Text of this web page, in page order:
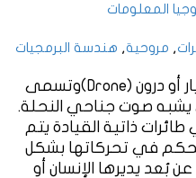
المعلومات
, مروحية, هندسة البرمجيات
طائرة ذاتية القيادة أو بدون طيار أو درون (Drone)وتسمى
يشبه صوت جناحي النحلة.
ذاتية القيادة يتم
في تحركاتها بشكل
يديرها الإنسان أو